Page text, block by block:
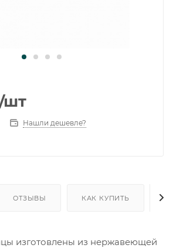
шт
Нашли дешевле?
ОТЗЫВЫ КАК КУПИТЬ
изготовлены из нержавеющей